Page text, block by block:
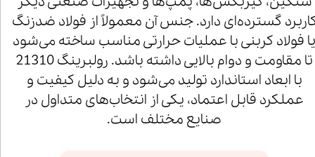
گسترده‌ای دارد. جنس آن معمولاً از فولاد ضدزنگ
فولاد کربنی با عملیات حرارتی مناسب ساخته می‌شود
تا مقاومت و دوام بالایی داشته باشد. رولبرینگ 21310
با ابعاد استاندارد تولید می‌شود و به دلیل کیفیت و
عملکرد قابل اعتماد، یکی از انتخاب‌های متداول در
صنایع مختلف است.